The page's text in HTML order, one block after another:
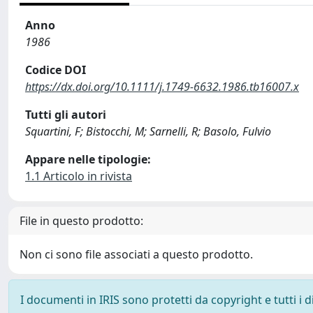
Anno
1986
Codice DOI
https://dx.doi.org/10.1111/j.1749-6632.1986.tb16007.x
Tutti gli autori
Squartini, F; Bistocchi, M; Sarnelli, R; Basolo, Fulvio
Appare nelle tipologie:
1.1 Articolo in rivista
File in questo prodotto:
Non ci sono file associati a questo prodotto.
I documenti in IRIS sono protetti da copyright e tutti i